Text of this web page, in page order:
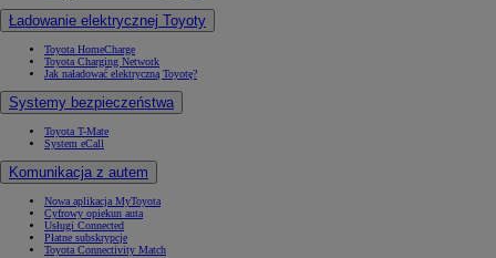
Ładowanie elektrycznej Toyoty
Toyota HomeCharge
Toyota Charging Network
Jak naładować elektryczną Toyotę?
Systemy bezpieczeństwa
Toyota T-Mate
System eCall
Komunikacja z autem
Nowa aplikacja MyToyota
Cyfrowy opiekun auta
Usługi Connected
Płatne subskrypcje
Toyota Connectivity Match